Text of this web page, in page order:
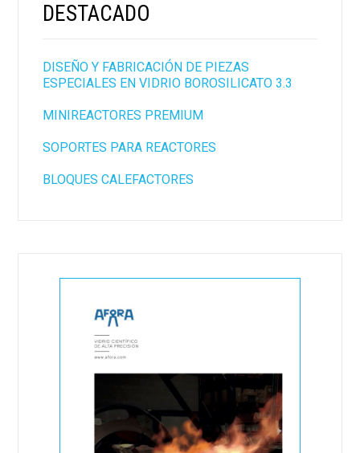
DESTACADO
DISEÑO Y FABRICACIÓN DE PIEZAS
ESPECIALES EN VIDRIO BOROSILICATO 3.3
MINIREACTORES PREMIUM
SOPORTES PARA REACTORES
BLOQUES CALEFACTORES